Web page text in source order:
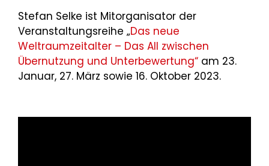
Stefan Selke ist Mitorganisator der
Veranstaltungsreihe „Das neue
Weltraumzeitalter – Das All zwischen
Übernutzung und Unterbewertung“ am 23.
Januar, 27. März sowie 16. Oktober 2023.